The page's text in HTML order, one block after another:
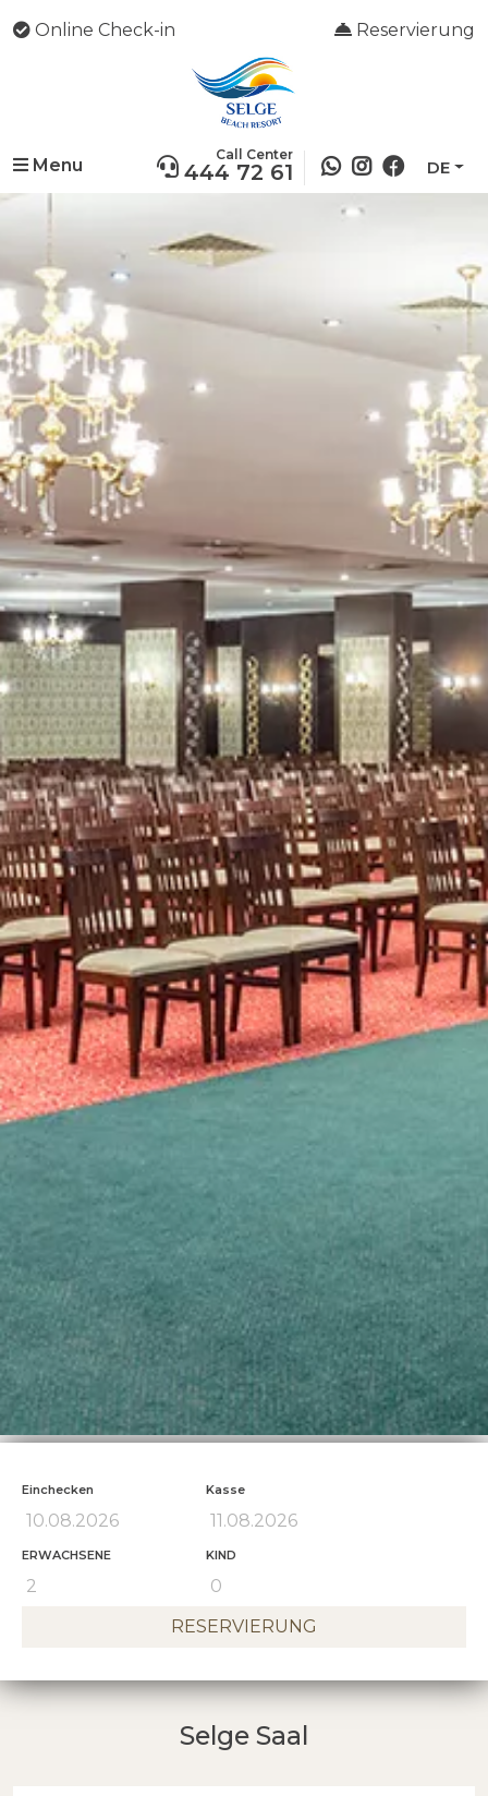
Online Check-in Reservierung
Call Center
444 72 61 DE
Menu
Einchecken Kasse
ERWACHSENE KIND
RESERVIERUNG
Selge Saal